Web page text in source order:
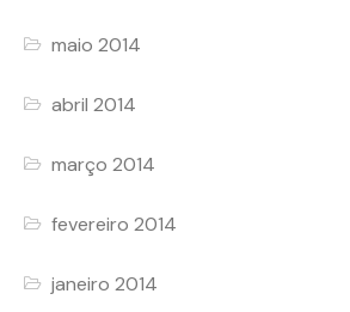
maio 2014
abril 2014
março 2014
fevereiro 2014
janeiro 2014